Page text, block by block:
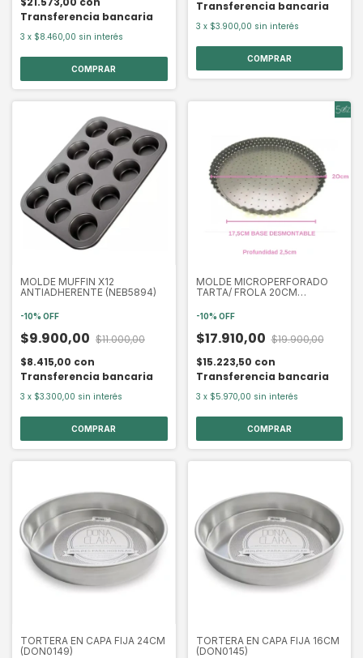
Transferencia bancaria
3 x $8.460,00 sin interés
Transferencia bancaria
3 x $3.900,00 sin interés
MOLDE MUFFIN X12
ANTIADHERENTE (NEB5894)
-10% OFF
$9.900,00 $11.000,00
$8.415,00 con
Transferencia bancaria
3 x $3.300,00 sin interés
MOLDE MICROPERFORADO
TARTA/ FROLA 20CM
-10% OFF
$17.910,00 $19.900,00
$15.223,50 con
Transferencia bancaria
3 x $5.970,00 sin interés
TORTERA EN CAPA FIJA 24CM
(DON0149)
TORTERA EN CAPA FIJA 16CM
(DON0145)